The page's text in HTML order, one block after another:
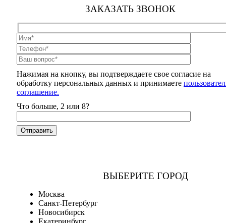
ЗАКАЗАТЬ ЗВОНОК
Нажимая на кнопку, вы подтверждаете свое согласие на
обработку персональных данных и принимаете
соглашение.
Что больше, 2 или 8?
ВЫБЕРИТЕ ГОРОД
Москва
Санкт-Петербург
Новосибирск
Екатеринбург